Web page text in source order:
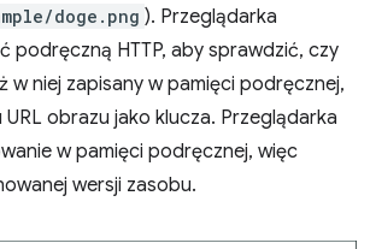
doge.png ). Przeglądarka
podręczną HTTP, aby sprawdzić, czy
w niej zapisany w pamięci podręcznej,
obrazu jako klucza. Przeglądarka
w pamięci podręcznej, więc
wersji zasobu.